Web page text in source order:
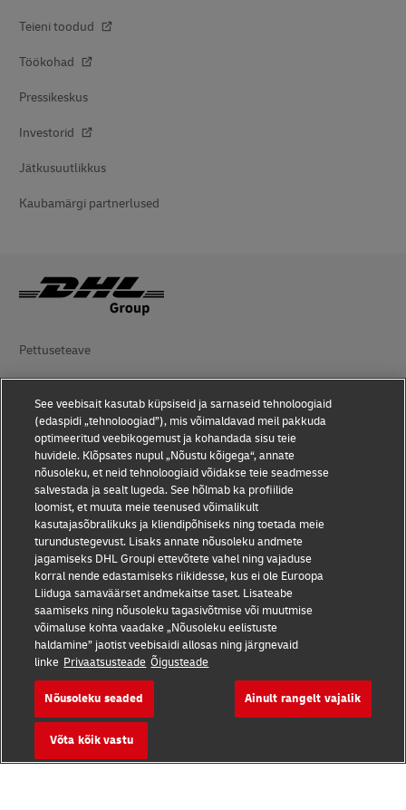
Teieni toodud
Töökohad
Pressikeskus
Investorid
Jätkusuutlikkus
Kaubamärgi partnerlused
Pettuseteave
Kasutustingimused
Andmekaitse
Juurdepääsetavus
Lisateave
Küpsiste seaded
Jälgige meid
2026 © - all rights reserved
See veebisait kasutab küpsiseid ja sarnaseid tehnoloogiaid
(edaspidi „tehnoloogiad”), mis võimaldavad meil pakkuda
optimeeritud veebikogemust ja kohandada sisu teie
huvidele. Klõpsates nupul „Nõustu kõigega“, annate
nõusoleku, et neid tehnoloogiaid võidakse teie seadmesse
salvestada ja sealt lugeda. See hõlmab ka profiilide
loomist, et muuta meie teenused võimalikult
kasutajasõbralikuks ja kliendipõhiseks ning toetada meie
turundustegevust. Lisaks annate nõusoleku andmete
jagamiseks DHL Groupi ettevõtete vahel ning vajaduse
korral nende edastamiseks riikidesse, kus ei ole Euroopa
Liiduga samaväärset andmekaitse taset. Lisateabe
saamiseks ning nõusoleku tagasivõtmise või muutmise
võimaluse kohta vaadake „Nõusoleku eelistuste
haldamine” jaotist veebisaidi allosas ning järgnevaid
linke Privaatsusteade Õigusteade
Nõusoleku seaded Ainult rangelt vajalik
Võta kõik vastu